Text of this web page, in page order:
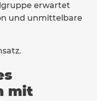
erwartet
und unmittelbare
mit